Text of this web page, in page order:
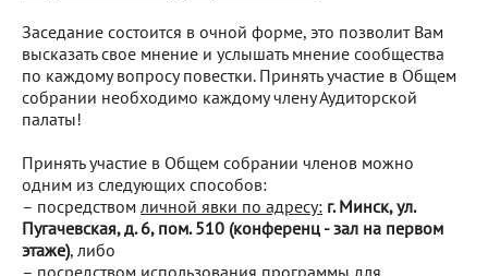
Заседание состоится в очной форме, это позволит Вам
высказать свое мнение и услышать мнение сообщества
по каждому вопросу повестки. Принять участие в Общем
собрании необходимо каждому члену Аудиторской
палаты!
Принять участие в Общем собрании членов можно
одним из следующих способов:
– посредством личной явки по адресу: г. Минск, ул.
Пугачевская, д. 6, пом. 510 (конференц - зал на первом
этаже), либо
– посредством использования программы для